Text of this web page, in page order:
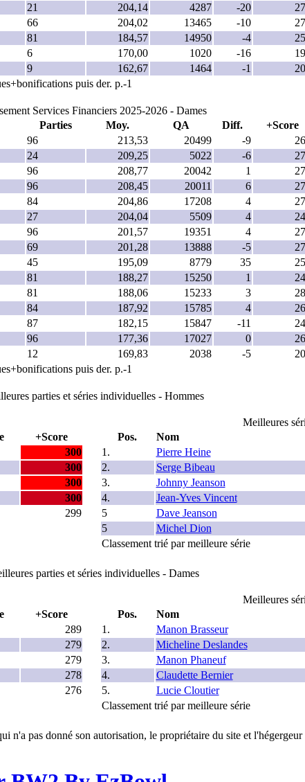
21 204,14 4287 -20
66 204,02 13465 -10
81 184,57 14950 -4
6 170,00 1020 -16
9 162,67 1464 -1
puis der. p.-1
Services Financiers 2025-2026 - Dames
Parties Moy. QA Diff. +Score
96 213,53 20499 -9
24 209,25 5022 -6
96 208,77 20042 1
96 208,45 20011 6
84 204,86 17208 4
27 204,04 5509 4
96 201,57 19351 4
69 201,28 13888 -5
45 195,09 8779 35
81 188,27 15250 1
81 188,06 15233 3
84 187,92 15785 4
87 182,15 15847 -11
96 177,36 17027 0
12 169,83 2038 -5
puis der. p.-1
parties et séries individuelles - Hommes
+Score
300
300
300
300
299
Meilleures
Pos.
Nom
1.
Pierre Heine
2.
Serge Bibeau
3.
Johnny Jeanson
4.
Jean-Yves Vincent
5
Dave Jeanson
5
Michel Dion
Classement trié par meilleure série
parties et séries individuelles - Dames
+Score
289
279
279
278
276
Meilleures
Pos.
Nom
1.
Manon Brasseur
2.
Micheline Deslandes
3.
Manon Phaneuf
4.
Claudette Bernier
5.
Lucie Cloutier
Classement trié par meilleure série
pas donné son autorisation, le propriétaire du site et